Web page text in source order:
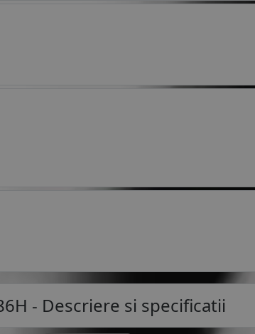
- Descriere si specificatii